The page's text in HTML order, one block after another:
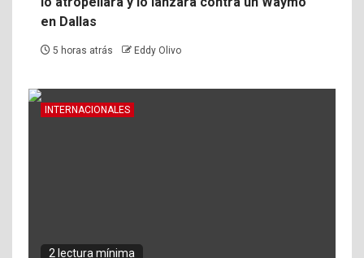
en Dallas
5 horas atrás Eddy Olivo
INTERNACIONALES
2 lectura mínima